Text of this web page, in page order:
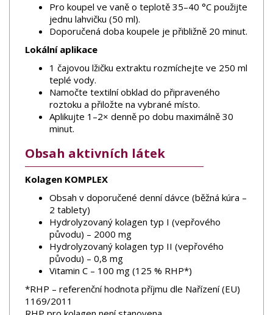
Pro koupel ve vaně o teplotě 35–40 °C použijte
jednu lahvičku (50 ml).
Doporučená doba koupele je přibližně 20 minut.
Lokální aplikace
1 čajovou lžičku extraktu rozmíchejte ve 250 ml
teplé vody.
Namočte textilní obklad do připraveného
roztoku a přiložte na vybrané místo.
Aplikujte 1–2× denně po dobu maximálně 30
minut.
Obsah aktivních látek
Kolagen KOMPLEX
Obsah v doporučené denní dávce (běžná kúra –
2 tablety)
Hydrolyzovaný kolagen typ I (vepřového
původu) – 2000 mg
Hydrolyzovaný kolagen typ II (vepřového
původu) – 0,8 mg
Vitamin C – 100 mg (125 % RHP*)
*RHP – referenční hodnota příjmu dle Nařízení (EU)
1169/2011